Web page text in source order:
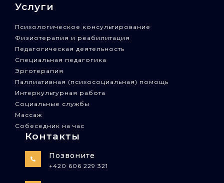
Услуги
Психологическое консультирование
Физиотерапия и реабилитация
Педагогическая деятельность
Специальная педагогика
Эрготерапия
Паллиативная (психосоциальная) помощь
Интеркультурная работа
Социальные службы
Массаж
Собеседник на час
Контакты
Позвоните
+420 606 229 321